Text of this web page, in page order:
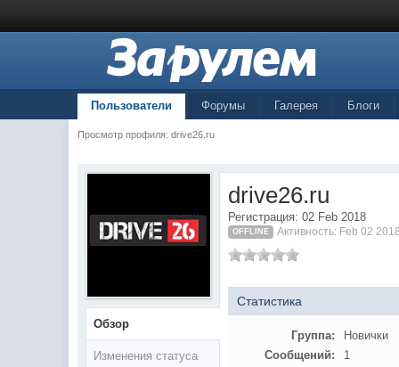
Пользователи Форумы Галерея Блоги
Просмотр профиля: drive26.ru
Обзор
Изменения статуса
drive26.ru
Регистрация: 02 Feb 2018
OFFLINE Активность: Feb 02
Статистика
Группа:
Новички
Сообщений:
1